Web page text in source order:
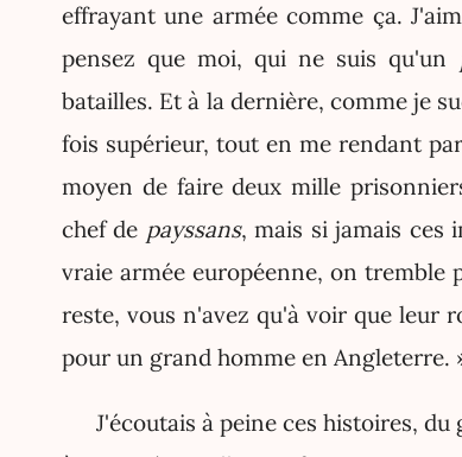
effrayant une armée comme ça.
pensez que moi, qui ne suis qu'un
batailles. Et à la dernière, comme je
fois supérieur, tout en me rendant
moyen de faire deux mille
chef de payssans, mais si jamais ces
vraie armée européenne, on tremble
reste, vous n'avez qu'à voir que leur
pour un grand homme en Angleterre.
J'écoutais à peine ces histoires,